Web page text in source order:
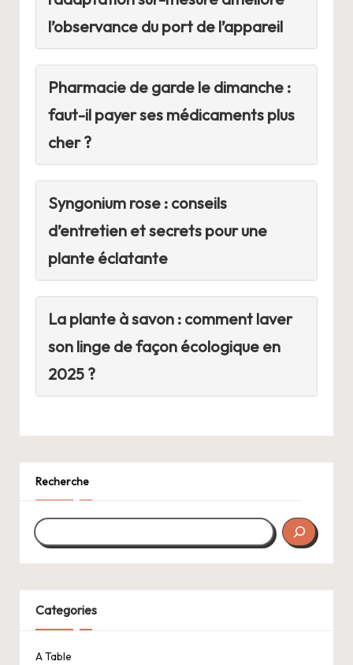
l’observance du port de l’appareil
Pharmacie de garde le dimanche :
faut-il payer ses médicaments plus
cher ?
Syngonium rose : conseils
d’entretien et secrets pour une
plante éclatante
La plante à savon : comment laver
son linge de façon écologique en
2025 ?
Recherche
Categories
A Table